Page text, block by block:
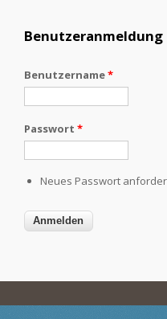
Benutzeranmeldung
Benutzername*
Passwort *
Neues Passwort